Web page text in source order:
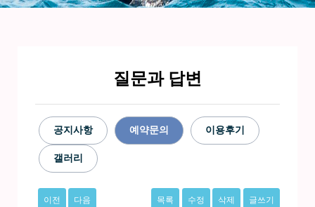
질문과 답변
공지사항 예약문의 이용후기
갤러리
이전 다음 목록 수정 삭제 글쓰기